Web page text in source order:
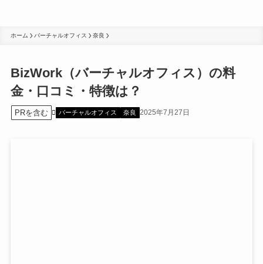
ホーム バーチャルオフィス 奈良
BizWork（バーチャルオフィス）の料
金・口コミ・特徴は？
PRを含む バーチャルオフィス 奈良 2025年7月27日